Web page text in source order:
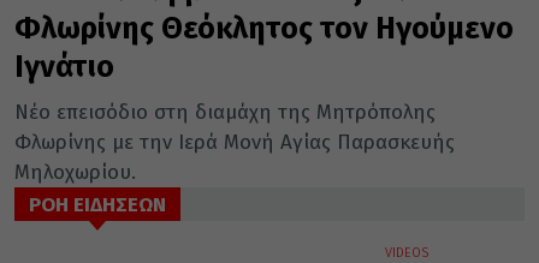
Φλωρίνης Θεόκλητος τον Ηγούμενο
Ιγνάτιο
Νέο επεισόδιο στη διαμάχη της Μητρόπολης
Φλωρίνης με την Ιερά Μονή Αγίας Παρασκευής
Μηλοχωρίου.
ΡΟΗ ΕΙΔΗΣΕΩΝ
VIDEOS